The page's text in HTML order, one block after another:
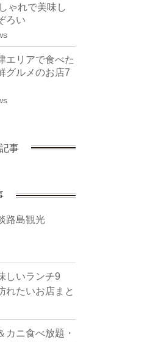
ゃれで美味し
ろい
エリアで食べた
グルメのお店7
事
路島観光
しいランチ9
れたいお店まと
カニ食べ放題・